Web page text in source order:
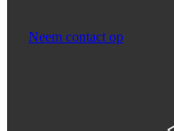
Neem contact op